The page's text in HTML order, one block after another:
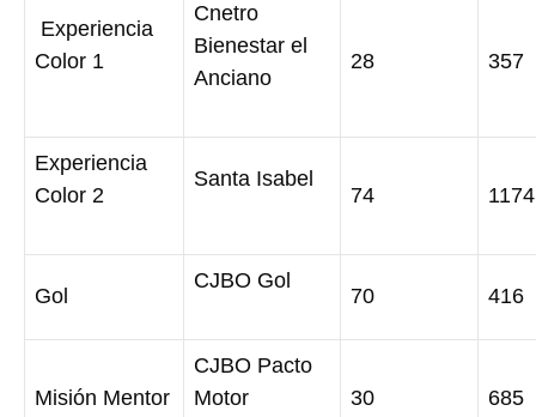
Experiencia
Color 1
Cnetro
Bienestar el
Anciano
28 357
Experiencia
Color 2
Santa Isabel
74 1174
Gol
CJBO Gol
70 416
Misión Mentor
CJBO Pacto
Motor
30 685